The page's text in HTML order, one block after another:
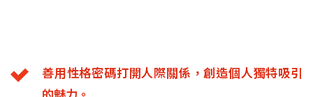
善用性格密碼打開人際關係，創造個人獨特吸引
的魅力。